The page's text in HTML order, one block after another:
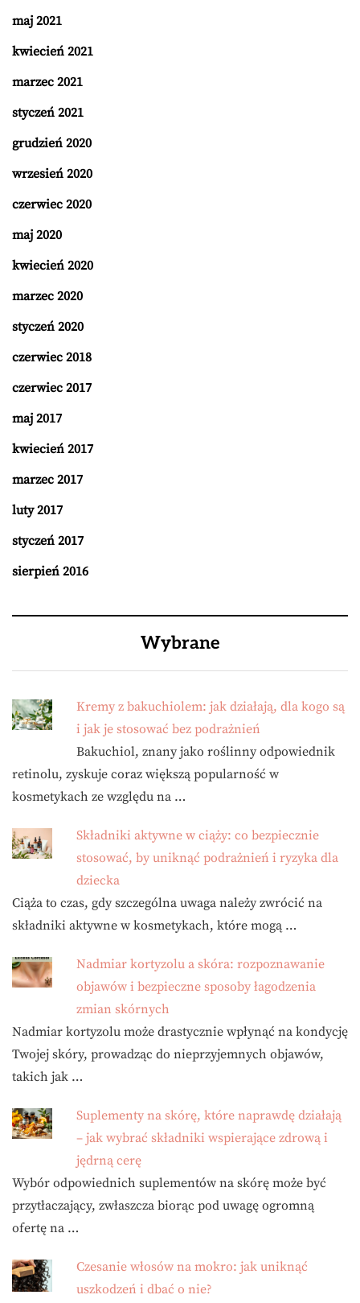
maj 2021
kwiecień 2021
marzec 2021
styczeń 2021
grudzień 2020
wrzesień 2020
czerwiec 2020
maj 2020
kwiecień 2020
marzec 2020
styczeń 2020
czerwiec 2018
czerwiec 2017
maj 2017
kwiecień 2017
marzec 2017
luty 2017
styczeń 2017
sierpień 2016
Wybrane
Kremy z bakuchiolem: jak działają, dla kogo są
i jak je stosować bez podrażnień
Bakuchiol, znany jako roślinny odpowiednik
retinolu, zyskuje coraz większą popularność w
kosmetykach ze względu na …
Składniki aktywne w ciąży: co bezpiecznie
stosować, by uniknąć podrażnień i ryzyka dla
dziecka
Ciąża to czas, gdy szczególna uwaga należy zwrócić na
składniki aktywne w kosmetykach, które mogą …
Nadmiar kortyzolu a skóra: rozpoznawanie
objawów i bezpieczne sposoby łagodzenia
zmian skórnych
Nadmiar kortyzolu może drastycznie wpłynąć na kondycję
Twojej skóry, prowadząc do nieprzyjemnych objawów,
takich jak …
Suplementy na skórę, które naprawdę działają
– jak wybrać składniki wspierające zdrową i
jędrną cerę
Wybór odpowiednich suplementów na skórę może być
przytłaczający, zwłaszcza biorąc pod uwagę ogromną
ofertę na …
Czesanie włosów na mokro: jak uniknąć
uszkodzeń i dbać o nie?